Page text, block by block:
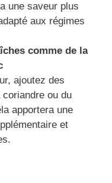
une saveur plus
aux régimes
comme de la
ajoutez des
ou du
apportera une
et